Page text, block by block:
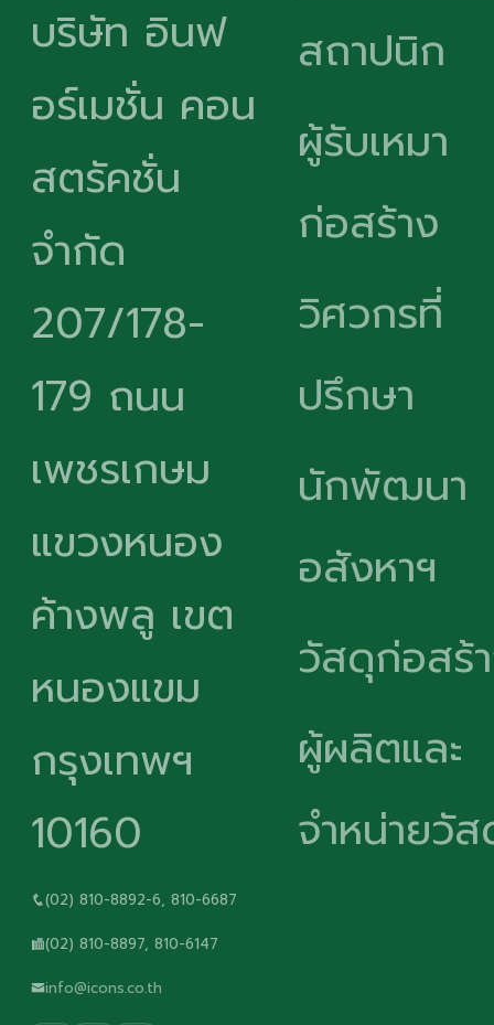
บริษัท อินฟ
อร์เมชั่น คอน
สตรัคชั่น
จำกัด
207/178-
179 ถนน
เพชรเกษม
แขวงหนอง
ค้างพลู เขต
หนองแขม
กรุงเทพฯ
10160
(02) 810-8892-6, 810-6687
(02) 810-8897, 810-6147
info@icons.co.th
สถาปนิก
ผู้รับเหมา
ก่อสร้าง
วิศวกรที่
ปรึกษา
นักพัฒนา
อสังหาฯ
วัสดุก่อสร้
ผู้ผลิตและ
จำหน่ายวั